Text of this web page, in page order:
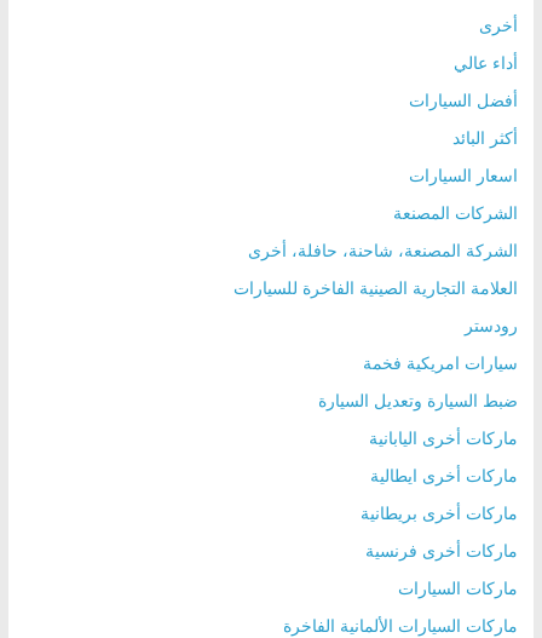
أخرى
أداء عالي
أفضل السيارات
أكثر البائد
اسعار السيارات
الشركات المصنعة
الشركة المصنعة، شاحنة، حافلة، أخرى
العلامة التجارية الصينية الفاخرة للسيارات
رودستر
سيارات امريكية فخمة
ضبط السيارة وتعديل السيارة
ماركات أخرى اليابانية
ماركات أخرى ايطالية
ماركات أخرى بريطانية
ماركات أخرى فرنسية
ماركات السيارات
ماركات السيارات الألمانية الفاخرة